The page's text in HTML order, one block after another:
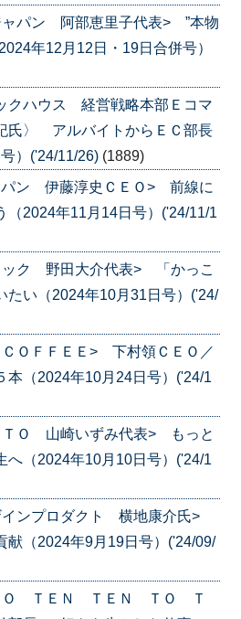
ャパン 阿部恵里子代表> ”本物
年12月12日・19日合併号）
クハウス 経営戦略本部Ｅコマ
氏〉 アルバイトからＥＣ部長
）('24/11/26) (1889)
パン 伊藤淳史ＣＥＯ> 前線に
（2024年11月14日号）('24/11/1
ック 野田大介代表> 「かっこ
たい（2024年10月31日号）('24/
ＯＦＦＥＥ> 下村領ＣＥＯ／
本（2024年10月24日号）('24/1
ＴＯ 山崎いずみ代表> もっと
へ（2024年10月10日号）('24/1
インプロダクト 横地康介氏>
献（2024年9月19日号）('24/09/
Ｏ ＴＥＮ ＴＥＮ ＴＯ Ｔ